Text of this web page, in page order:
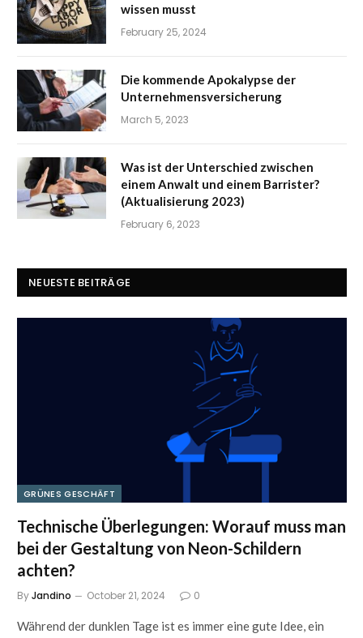
wissen musst
February 25, 2024
Die kommende Apokalypse der
Unternehmensversicherung
March 5, 2023
Was ist der Unterschied zwischen
einem Anwalt und einem Barrister?
(Aktualisierung 2023)
February 6, 2023
NEUESTE BEITRÄGE
GRÜNES GESCHÄFT
Technische Überlegungen: Worauf muss man
bei der Gestaltung von Neon-Schildern
achten?
ByJandino October 21, 2024 0
Während der dunklen Tage ist es immer eine gute Idee, ein